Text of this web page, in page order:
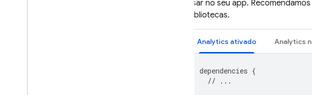
usar no seu app.
bibliotecas.
Analytics ativado Analytics
dependencies {
// ...